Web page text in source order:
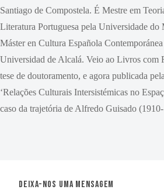
Santiago de Compostela. É Mestre em
Literatura Portuguesa pela Universidade do
Máster en Cultura Española
Universidad de Alcalá. Veio ao Livros com
tese de doutoramento, e agora publicada
‘Relações Culturais Intersistémicas no
caso da trajetória de Alfredo Guisado (1910-
Deixa-nos uma mensagem